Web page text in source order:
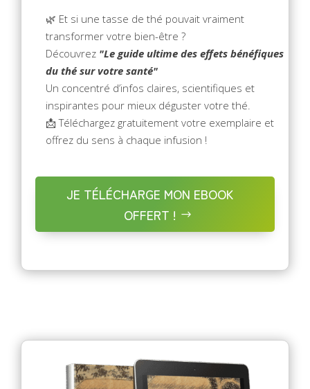
🌿 Et si une tasse de thé pouvait vraiment
transformer votre bien-être ?
Découvrez "Le guide ultime des effets bénéfiques
du thé sur votre santé"
Un concentré d’infos claires, scientifiques et
inspirantes pour mieux déguster votre thé.
📩 Téléchargez gratuitement votre exemplaire et
offrez du sens à chaque infusion !
JE TÉLÉCHARGE MON EBOOK
OFFERT !